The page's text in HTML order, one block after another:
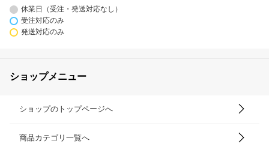
休業日（受注・発送対応なし）
受注対応のみ
発送対応のみ
ショップメニュー
ショップのトップページへ
商品カテゴリ一覧へ